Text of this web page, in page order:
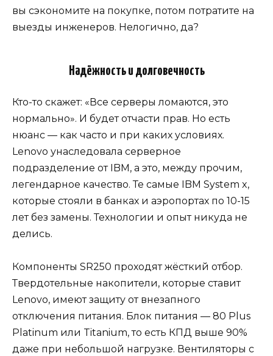
вы сэкономите на покупке, потом потратите на
выезды инженеров. Нелогично, да?
Надёжность и долговечность
Кто-то скажет: «Все серверы ломаются, это
нормально». И будет отчасти прав. Но есть
нюанс — как часто и при каких условиях.
Lenovo унаследовала серверное
подразделение от IBM, а это, между прочим,
легендарное качество. Те самые IBM System x,
которые стояли в банках и аэропортах по 10-15
лет без замены. Технологии и опыт никуда не
делись.
Компоненты SR250 проходят жёсткий отбор.
Твердотельные накопители, которые ставит
Lenovo, имеют защиту от внезапного
отключения питания. Блок питания — 80 Plus
Platinum или Titanium, то есть КПД выше 90%
даже при небольшой нагрузке. Вентиляторы с